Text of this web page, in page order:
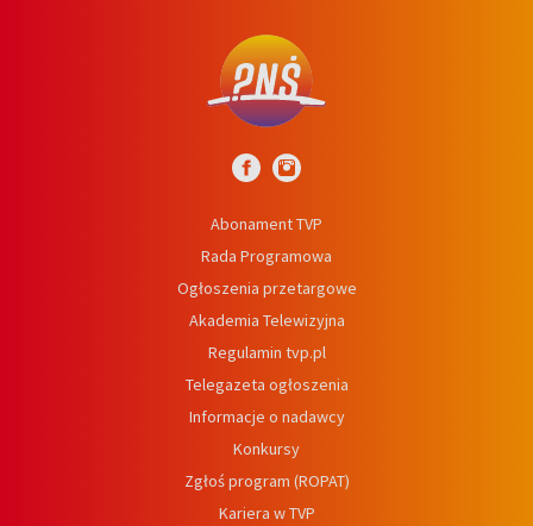
Abonament TVP
Rada Programowa
Ogłoszenia przetargowe
Akademia Telewizyjna
Regulamin tvp.pl
Telegazeta ogłoszenia
Informacje o nadawcy
Konkursy
Zgłoś program (ROPAT)
Kariera w TVP